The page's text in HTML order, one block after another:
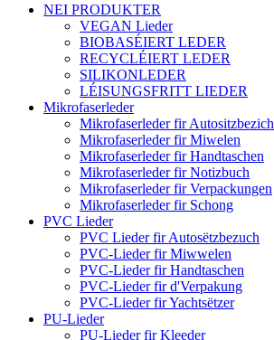
NEI PRODUKTER
VEGAN Lieder
BIOBASÉIERT LEDER
RECYCLÉIERT LEDER
SILIKONLEDER
LÉISUNGSFRITT LIEDER
Mikrofaserleder
Mikrofaserleder fir Autositzbezich
Mikrofaserleder fir Miwelen
Mikrofaserleder fir Handtaschen
Mikrofaserleder fir Notizbuch
Mikrofaserleder fir Verpackungen
Mikrofaserleder fir Schong
PVC Lieder
PVC Lieder fir Autosëtzbezuch
PVC-Lieder fir Miwwelen
PVC-Lieder fir Handtaschen
PVC-Lieder fir d'Verpakung
PVC-Lieder fir Yachtsëtzer
PU-Lieder
PU-Lieder fir Kleeder